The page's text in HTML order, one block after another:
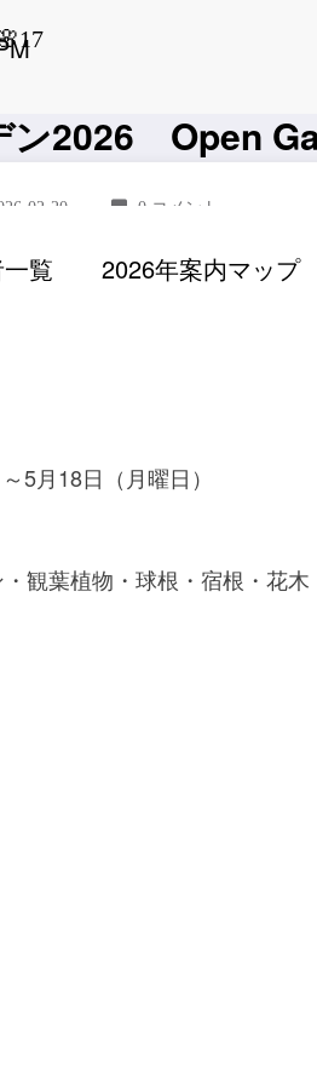
ン2026 Open
覧 2026年案内マップ
02-20 0 コメント
ん 🌸17
5月18日（月曜日）
観葉植物・球根・宿根・花